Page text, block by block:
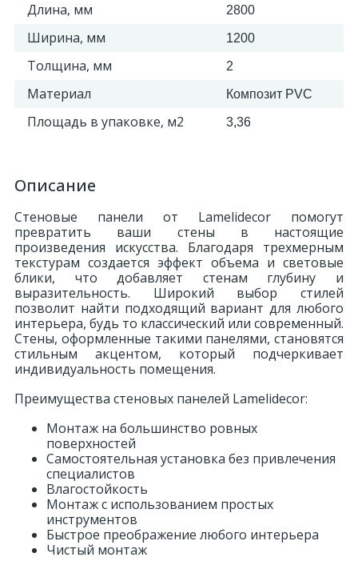
Длина, мм 2800
Ширина, мм 1200
Толщина, мм 2
Материал Композит PVC
Площадь в упаковке, м2 3,36
Описание
Стеновые панели от Lamelidecor помогут
превратить ваши стены в настоящие
произведения искусства. Благодаря трехмерным
текстурам создается эффект объема и световые
блики, что добавляет стенам глубину и
выразительность. Широкий выбор стилей
позволит найти подходящий вариант для любого
интерьера, будь то классический или современный.
Стены, оформленные такими панелями, становятся
стильным акцентом, который подчеркивает
индивидуальность помещения.
Преимущества стеновых панелей Lamelidecor:
Монтаж на большинство ровных
поверхностей
Самостоятельная установка без привлечения
специалистов
Влагостойкость
Монтаж с использованием простых
инструментов
Быстрое преображение любого интерьера
Чистый монтаж